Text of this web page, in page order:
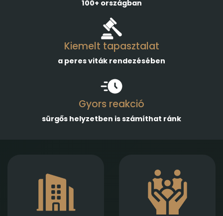
100+ országban
Kiemelt tapasztalat
a peres viták rendezésében
Gyors reakció
sürgős helyzetben is számíthat ránk
módosításában és
átalakulásában
biztosítunk teljes körű
szolgáltatást
megalapozott jogi
támogatást nyújtunk
házassági bontóper,
vagyonmegosztás,
tartásdíj,